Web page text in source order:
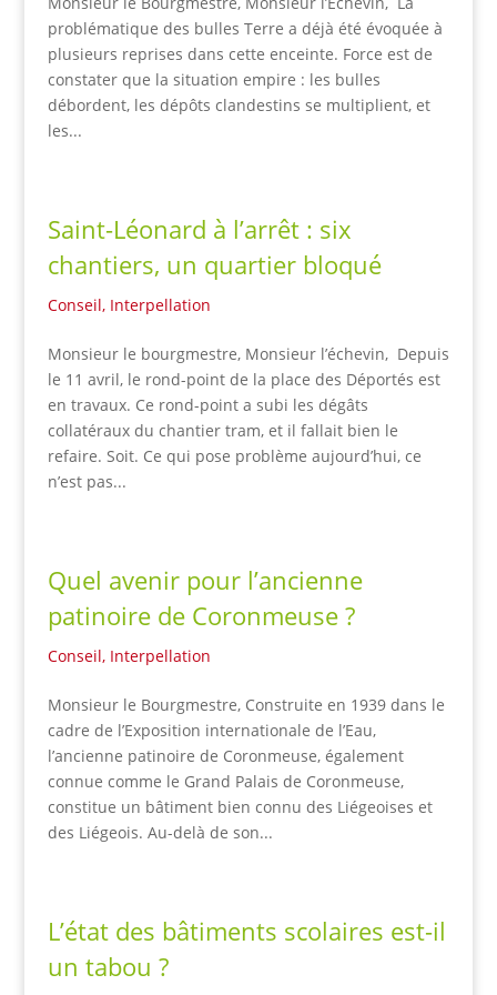
problématique des bulles Terre a déjà été évoquée à
plusieurs reprises dans cette enceinte. Force est de
constater que la situation empire : les bulles
débordent, les dépôts clandestins se multiplient, et
les...
Saint-Léonard à l’arrêt : six
chantiers, un quartier bloqué
Conseil, Interpellation
Monsieur le bourgmestre, Monsieur l’échevin, Depuis
le 11 avril, le rond-point de la place des Déportés est
en travaux. Ce rond-point a subi les dégâts
collatéraux du chantier tram, et il fallait bien le
refaire. Soit. Ce qui pose problème aujourd’hui, ce
n’est pas...
Quel avenir pour l’ancienne
patinoire de Coronmeuse ?
Conseil, Interpellation
Monsieur le Bourgmestre, Construite en 1939 dans le
cadre de l’Exposition internationale de l’Eau,
l’ancienne patinoire de Coronmeuse, également
connue comme le Grand Palais de Coronmeuse,
constitue un bâtiment bien connu des Liégeoises et
des Liégeois. Au-delà de son...
L’état des bâtiments scolaires est-il
un tabou ?